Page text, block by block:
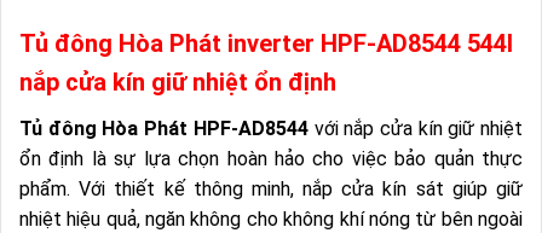
Tủ đông Hòa Phát inverter HPF-AD8544 544l
nắp cửa kín giữ nhiệt ổn định
Tủ đông Hòa Phát HPF-AD8544với nắp cửa kín giữ nhiệt
ổn định là sự lựa chọn hoàn hảo cho việc bảo quản thực
phẩm. Với thiết kế thông minh, nắp cửa kín sát giúp giữ
nhiệt hiệu quả, ngăn không cho không khí nóng từ bên ngoài